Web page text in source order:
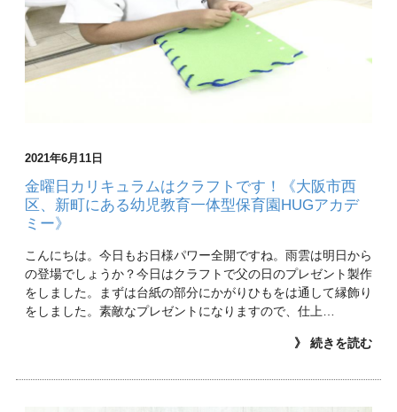
2021年6月11日
金曜日カリキュラムはクラフトです！《大阪市西
区、新町にある幼児教育一体型保育園HUGアカデ
ミー》
こんにちは。今日もお日様パワー全開ですね。雨雲は明日から
の登場でしょうか？今日はクラフトで父の日のプレゼント製作
をしました。まずは台紙の部分にかがりひもをは通して縁飾り
をしました。素敵なプレゼントになりますので、仕上…
》 続きを読む